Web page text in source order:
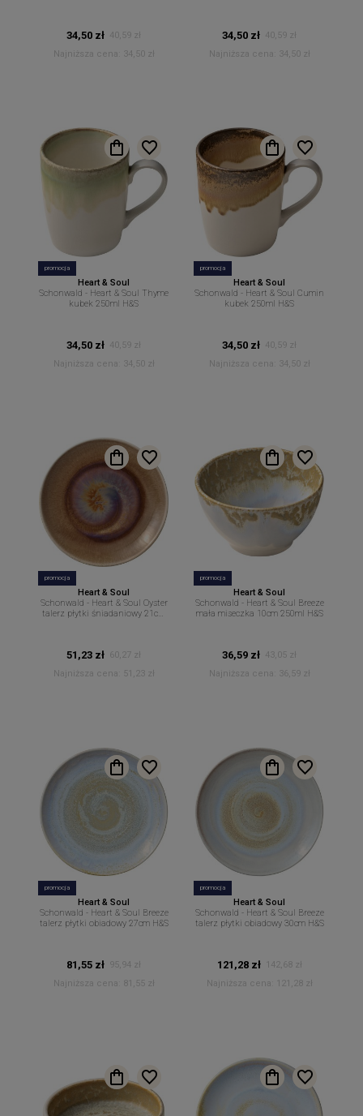
34,50 zł
40,59 zł
Najniższa cena:
34,50 zł
34,50 zł
40,59 zł
Najniższa cena:
34,50 zł
promocja
Heart & Soul
Schonwald - Heart & Soul Thyme
kubek 250ml H&S
34,50 zł
40,59 zł
Najniższa cena:
34,50 zł
promocja
Heart & Soul
Schonwald - Heart & Soul Cumin
kubek 250ml H&S
34,50 zł
40,59 zł
Najniższa cena:
34,50 zł
promocja
Heart & Soul
Schonwald - Heart & Soul Oyster
talerz płytki śniadaniowy 21cm
51,23 zł 60,27 zł
Najniższa cena:
51,23 zł
promocja
Heart & Soul
Schonwald - Heart & Soul Breeze
mała miseczka 10cm 250ml H&S
36,59 zł
43,05 zł
Najniższa cena:
36,59 zł
promocja
Heart & Soul
Schonwald - Heart & Soul Breeze
talerz płytki obiadowy 27cm H&S
81,55 zł 95,94 zł
Najniższa cena:
81,55 zł
promocja
Heart & Soul
Schonwald - Heart & Soul Breeze
talerz płytki obiadowy 30cm H&S
121,28 zł
142,68 zł
Najniższa cena:
121,28 zł